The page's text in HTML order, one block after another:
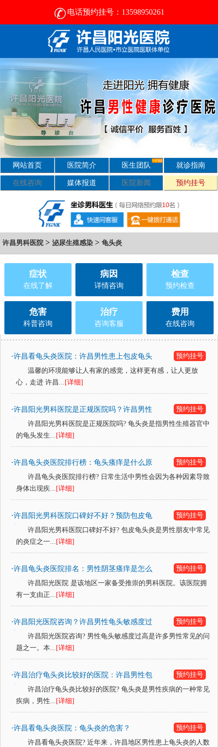
电话预约挂号：13598950261
许昌比较好的男性医院-2024正规男科医院排名-许昌阳光医院
网站首页 医院简介 医生团队 就诊指南
在线咨询 媒体报道 医院新闻 预约挂号
许昌男科医院 > 泌尿生殖感染 > 龟头炎
症状
在线了解
病因
详情咨询
检查
预约检查
危害
科普咨询
治疗
咨询客服
费用
在线咨询
·许昌看龟头炎医院：许昌男性患上包皮龟头
炎有哪些危害？
预约挂号
温馨的环境能够让人有家的感觉，这样更有感，让人更放
心，走进 许昌... [详细]
·许昌阳光男科医院是正规医院吗？许昌男性
出现龟头炎有哪些症状？
预约挂号
许昌阳光男科医院是正规医院吗? 龟头炎是指男性生殖器官中
的龟头发生... [详细]
·许昌龟头炎医院排行榜：龟头瘙痒是什么原
预约挂号
许昌龟头炎医院排行榜? 日常生活中男性会因为各种因素导致
身体出现疾... [详细]
·许昌阳光男科医院口碑好不好？预防包皮龟
头炎要注意什么？
预约挂号
许昌阳光男科医院口碑好不好? 包皮龟头炎是男性朋友中常见
的炎症之一... [详细]
·许昌龟头炎医院排名：男性阴茎瘙痒是怎么
回事？
预约挂号
许昌阳光医院 是该地区一家备受推崇的男科医院。该医院拥
有一支由正... [详细]
·许昌阳光医院咨询？许昌男性龟头敏感度过
高的治疗方法？
预约挂号
许昌阳光医院咨询? 男性龟头敏感度过高是许多男性常见的问
题之一。本... [详细]
·许昌治疗龟头炎比较好的医院：许昌男性包
皮龟头炎的症状有哪些？
预约挂号
许昌治疗龟头炎比较好的医院? 龟头炎是男性疾病的一种常见
疾病，男性... [详细]
·许昌看龟头炎医院：龟头炎的危害？
预约挂号
许昌看龟头炎医院? 近年来，许昌地区男性患上龟头炎的人数